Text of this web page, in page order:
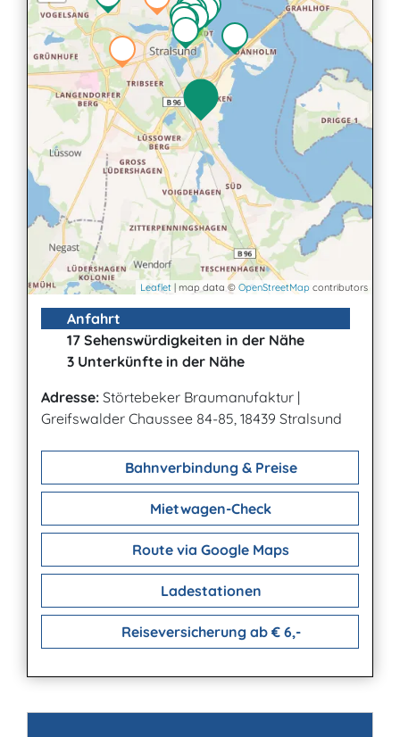
Leaflet | map data © OpenStreetMap contributors
Anfahrt
17 Sehenswürdigkeiten in der Nähe
3 Unterkünfte in der Nähe
Adresse: Störtebeker Braumanufaktur |
Greifswalder Chaussee 84-85, 18439 Stralsund
Bahnverbindung & Preise
Mietwagen-Check
Route via Google Maps
Ladestationen
Reiseversicherung ab € 6,-